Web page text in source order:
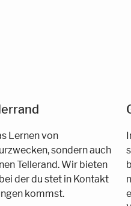
Lernen von
sondern auch
Tellerand. Wir bieten
der du stet in Kontakt
kommst.